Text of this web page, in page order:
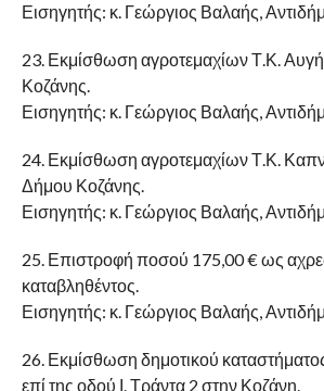
Εισηγητής: κ. Γεώργιος Βαλαής,
23. Εκμίσθωση αγροτεμαχίων Τ.Κ.
Κοζάνης.
Εισηγητής: κ. Γεώργιος Βαλαής,
24. Εκμίσθωση αγροτεμαχίων Τ.Κ.
Δήμου Κοζάνης.
Εισηγητής: κ. Γεώργιος Βαλαής,
25. Επιστροφή ποσού 175,00 € ως
καταβληθέντος.
Εισηγητής: κ. Γεώργιος Βαλαής,
26. Εκμίσθωση δημοτικού
επί της οδού Ι. Τράντα 2 στην Κοζάνη.